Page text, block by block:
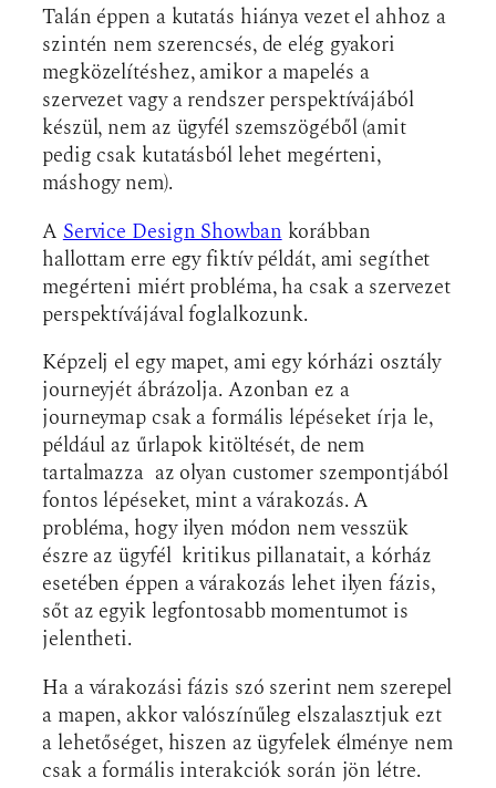
Talán éppen a kutatás hiánya vezet el ahhoz a
szintén nem szerencsés, de elég gyakori
megközelítéshez, amikor a mapelés a
szervezet vagy a rendszer perspektívájából
készül, nem az ügyfél szemszögéből (amit
pedig csak kutatásból lehet megérteni,
máshogy nem).
AService Design Showbankorábban
hallottam erre egy fiktív példát, ami segíthet
megérteni miért probléma, ha csak a szervezet
perspektívájával foglalkozunk.
Képzelj el egy mapet, ami egy kórházi osztály
journeyjét ábrázolja. Azonban ez a
journeymap csak a formális lépéseket írja le,
például az űrlapok kitöltését, de nem
tartalmazza az olyan customer szempontjából
fontos lépéseket, mint a várakozás. A
probléma, hogy ilyen módon nem vesszük
észre az ügyfél kritikus pillanatait, a kórház
esetében éppen a várakozás lehet ilyen fázis,
sőt az egyik legfontosabb momentumot is
jelentheti.
Ha a várakozási fázis szó szerint nem szerepel
a mapen, akkor valószínűleg elszalasztjuk ezt
a lehetőséget, hiszen az ügyfelek élménye nem
csak a formális interakciók során jön létre.